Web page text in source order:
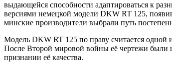
выдающейся способности адаптироваться к
версиями немецкой модели DKW RT 125,
минские производители выбрали путь
Модель DKW RT 125 по праву считается одной
После Второй мировой войны её чертежи были
признании её качества.